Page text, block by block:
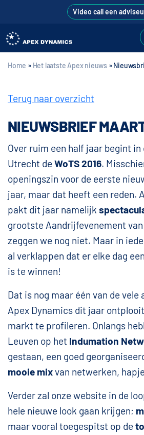
Video call een
Home » Het laatste Apex nieuws »
Terug naar overzicht
NIEUWSBRIEF
Over ruim een half jaar begint
Utrecht de WoTS 2016.
openingszin voor de eerste
jaar, maar dat heeft een reden.
pakt dit jaar namelijk
grootste Aandrijfevenement
zeggen we nog niet. Maar in
al verklappen dat er elke dag
is te winnen!
Dat is nog maar één van de
Apex Dynamics dit jaar
markt te profileren. Onlangs
Leuven op het Indumation
gestaan, een goed
mooie mixvan netwerken,
Verder zal onze website in de
hele nieuwe look gaan krijgen;
maar vooral toegespitst op de